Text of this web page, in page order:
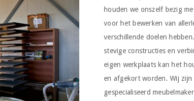
houden we onszelf bezig
voor het bewerken van
verschillende doelen
stevige constructies en
eigen werkplaats kan het
en afgekort worden. Wij
gespecialiseerd